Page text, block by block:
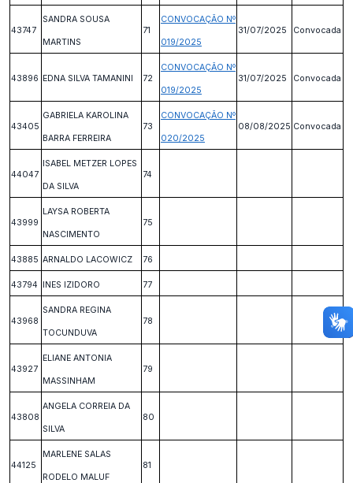
43747
SANDRA SOUSA
MARTINS
71
CONVOCAÇÃO Nº
019/2025
31/07/2025 Convocada
43896 EDNA SILVA TAMANINI 72
CONVOCAÇÃO Nº
019/2025
31/07/2025 Convocada
43405
GABRIELA KAROLINA
BARRA FERREIRA
73
CONVOCAÇÃO Nº
020/2025
08/08/2025 Convocada
44047
ISABEL METZER LOPES
DA SILVA
74
43999
LAYSA ROBERTA
NASCIMENTO
75
43885 ARNALDO LACOWICZ 76
43794 INES IZIDORO 77
43968
SANDRA REGINA
TOCUNDUVA
78
43927
ELIANE ANTONIA
MASSINHAM
79
43808
ANGELA CORREIA DA
SILVA
80
44125
MARLENE SALAS
RODELO MALUF
81